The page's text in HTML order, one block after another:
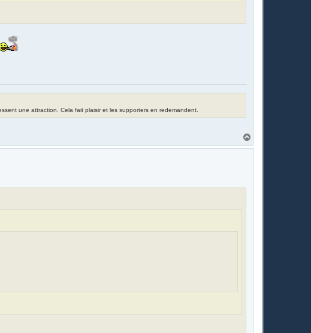
une attraction. Cela fait plaisir et les supporters en redemandent.
a